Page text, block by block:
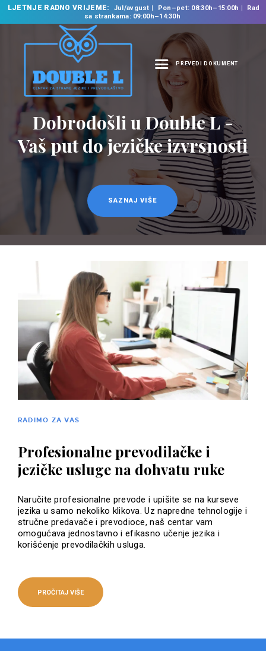
LJETNJE RADNO VRIJEME: Jul/avgust Pon–pet: 08:30h–15:00h
Rad
sa strankama: 09:00h–14:30h
PREVEDI DOKUMENT
NASLOVNA
O NAMA
NAŠE USLUGE
ŠKOLA STRANIH
JEZIKA
PREVODILAČKI BIRO
KURSEVI
NOVOSTI
KONTAKT
Dobrodošli u Double L -
Vaš put do jezičke izvrsnosti
SAZNAJ VIŠE
RADIMO ZA VAS
Profesionalne prevodilačke i
jezičke usluge na dohvatu ruke
Naručite profesionalne prevode i upišite se na kurseve
jezika u samo nekoliko klikova. Uz napredne tehnologije i
stručne predavače i prevodioce, naš centar vam
omogućava jednostavno i efikasno učenje jezika i
korišćenje prevodilačkih usluga.
PROČITAJ VIŠE